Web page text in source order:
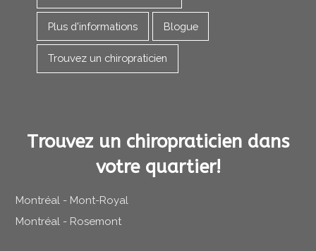
Plus d'informations Blogue
Trouvez un chiropraticien
Trouvez un chiropraticien dans
votre quartier!
Montréal - Mont-Royal
Montréal - Rosemont